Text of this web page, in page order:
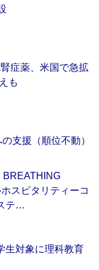
症薬、米国で急拡
も
支援（順位不動）
BREATHING
スピタリティーコ
テ…
生対象に理科教育